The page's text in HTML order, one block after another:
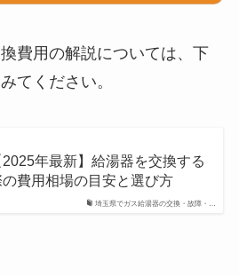
費用の解説については、下
てください。
埼玉県でガス給湯器の交換・故障・…
2025年最新】給湯器を交換する
費用相場の目安と選び方